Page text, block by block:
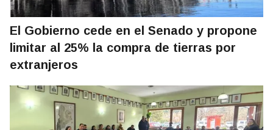
El Gobierno cede en el Senado y propone
limitar al 25% la compra de tierras por
extranjeros